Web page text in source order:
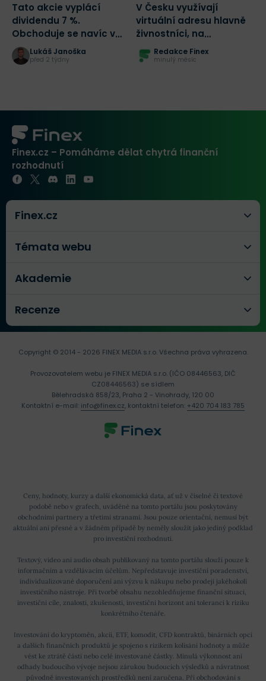
Tato akcie vyplácí
dividendu 7 %.
Obchoduje se navíc v
největší slevě za
posledních 5 let!
Lukáš Janoška
před 2 týdny
V Česku využívají
virtuální adresu hlavně
živnostníci, na
Slovensku s.r.o.: data
MojeSidlo.cz odhalují
Redakce Finex
minulý měsíc
Finex.cz – Pomáháme dělat chytrá finanční
rozhodnutí
Finex.cz
Témata webu
Akademie
Recenze
Ceny, hodnoty, kurzy a další ekonomická data, ať už v číselné či textové
podobě nebo v grafech, uváděné na tomto portálu jsou poskytovány
obchodními partnery a třetími stranami. Jsou pouze orientační, nemusí být
aktuální ani přesné a v žádném případě by neměly sloužit jako jediný podklad
pro investiční rozhodnutí.
Textový, video ani audio obsah publikovaný na tomto portálu slouží pouze k
informačním a vzdělávacím účelům. Nepředstavuje investiční poradenství,
individualizované doporučení ani výzvu k nákupu nebo prodeji jakéhokoli
investičního nástroje. Při tvorbě obsahu nezohledňujeme finanční situaci,
investiční cíle, znalosti, zkušenosti, investiční horizont ani toleranci k riziku
konkrétního čtenáře.
Investování do kryptoměn, akcií, ETF, komodit, CFD kontraktů, binárních opcí
a dalších finančních produktů je spojeno s rizikem kolísání hodnoty a může
vést ke ztrátě části nebo celé investované částky. Minulá výkonnost ani
odhady budoucího vývoje nejsou zárukou budoucích výsledků a návratnost
původně investovaných prostředků není zaručena. Při obchodování s
Copyright © 2014 - 2026 FINEX MEDIA s.r.o.Všechna práva vyhrazena.
Provozovatelem webu je FINEX MEDIA s.r.o. (IČO 08446563, DIČ
CZ08446563) se sídlem
Bělehradská 858/23, Praha 2 - Vinohrady, 120 00
Kontaktní e-mail: info@finex.cz, kontaktní telefon: +420 704 183 785